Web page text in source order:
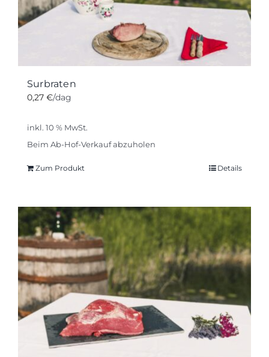
Surbraten
0,27 €/dag
inkl. 10 % MwSt.
Beim Ab-Hof-Verkauf abzuholen
Zum Produkt Details